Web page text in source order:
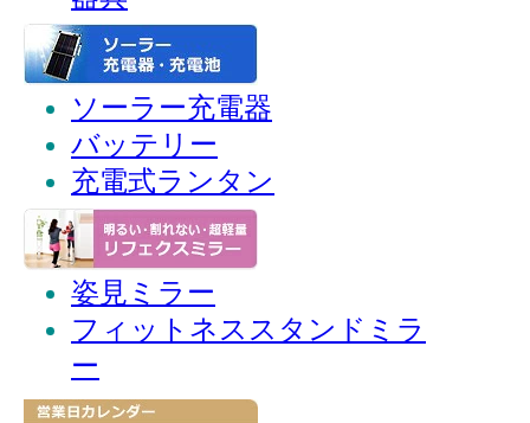
ソーラー充電器
バッテリー
充電式ランタン
姿見ミラー
フィットネススタンドミラ
ー